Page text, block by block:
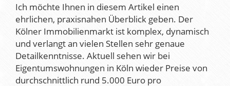
Ich möchte Ihnen in diesem Artikel einen
ehrlichen, praxisnahen Überblick geben. Der
Kölner Immobilienmarkt ist komplex, dynamisch
und verlangt an vielen Stellen sehr genaue
Detailkenntnisse. Aktuell sehen wir bei
Eigentumswohnungen in Köln wieder Preise von
durchschnittlich rund 5.000 Euro pro